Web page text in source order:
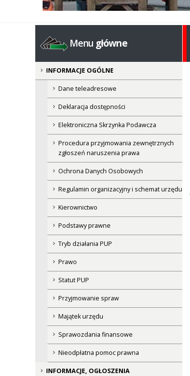
Menu główne
INFORMACJE OGÓLNE
Dane teleadresowe
Deklaracja dostępności
Elektroniczna Skrzynka Podawcza
Procedura przyjmowania zewnętrznych
zgłoszeń naruszenia prawa
Ochrona Danych Osobowych
Regulamin organizacyjny i schemat urzędu
Kierownictwo
Podstawy prawne
Tryb działania PUP
Prawo
Statut PUP
Przyjmowanie spraw
Majątek urzędu
Sprawozdania finansowe
Nieodpłatna pomoc prawna
INFORMACJE, OGŁOSZENIA